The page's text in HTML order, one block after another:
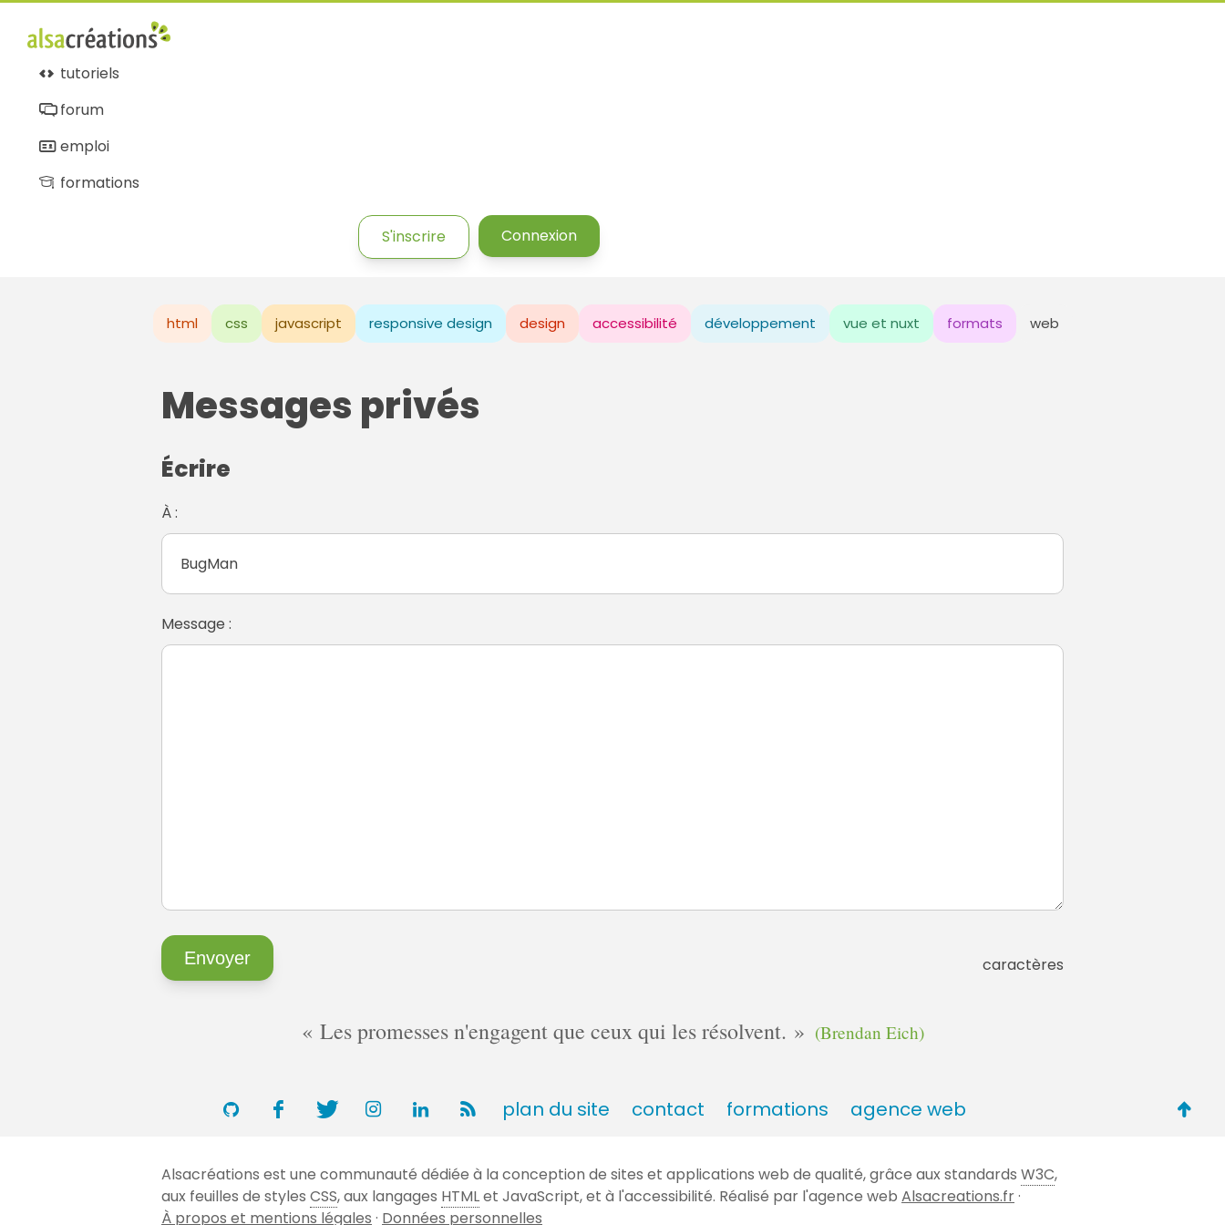
tutoriels
forum
emploi
formations
S'inscrire Connexion
html css javascript responsive design design accessibilité développement vue et nuxt formats web
Messages privés
Écrire
À :
Message :
caractères
Les promesses n'engagent que ceux qui les résolvent. (Brendan Eich)
plan du site contact formations agence web
Alsacréations est une communauté dédiée à la conception de sites et applications web de qualité, grâce aux standards W3C,
aux feuilles de styles CSS, aux langages HTMLet JavaScript, et à l'accessibilité. Réalisé par l'agence web Alsacreations.fr·
À propos et mentions légales · Données personnelles